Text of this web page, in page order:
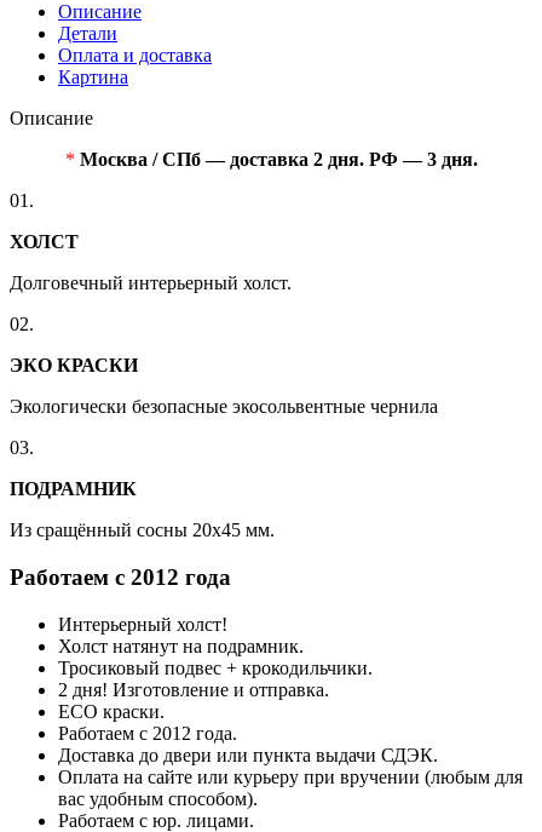
Описание
Детали
Оплата и доставка
Картина
Описание
* Москва / СПб — доставка 2 дня. РФ — 3 дня.
01.
ХОЛСТ
Долговечный интерьерный холст.
02.
ЭКО КРАСКИ
Экологически безопасные экосольвентные чернила
03.
ПОДРАМНИК
Из сращённый сосны 20x45 мм.
Работаем с 2012 года
Интерьерный холст!
Холст натянут на подрамник.
Тросиковый подвес + крокодильчики.
2 дня! Изготовление и отправка.
ECO краски.
Работаем с 2012 года.
Доставка до двери или пункта выдачи СДЭК.
Оплата на сайте или курьеру при вручении (любым для
вас удобным способом).
Работаем с юр. лицами.